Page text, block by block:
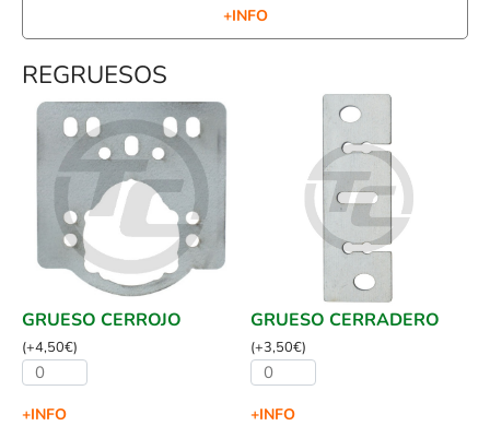
+INFO
REGRUESOS
GRUESO CERROJO
(+4,50€)
+INFO
GRUESO CERRADERO
(+3,50€)
+INFO